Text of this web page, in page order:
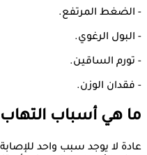
- الضغط المرتفع.
- البول الرغوي.
- تورم الساقين.
- فقدان الوزن.
ما هي أسباب التهاب
عادة لا يوجد سبب واحد